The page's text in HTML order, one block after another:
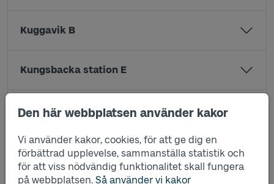
Den här webbplatsen använder kakor
Vi använder kakor, cookies, för att ge dig en
förbättrad upplevelse, sammanställa statistik och
för att viss nödvändig funktionalitet skall fungera
på webbplatsen. Så använder vi kakor
Kuggavik B
Kungsbacka station E
Kvia A
Kvia B